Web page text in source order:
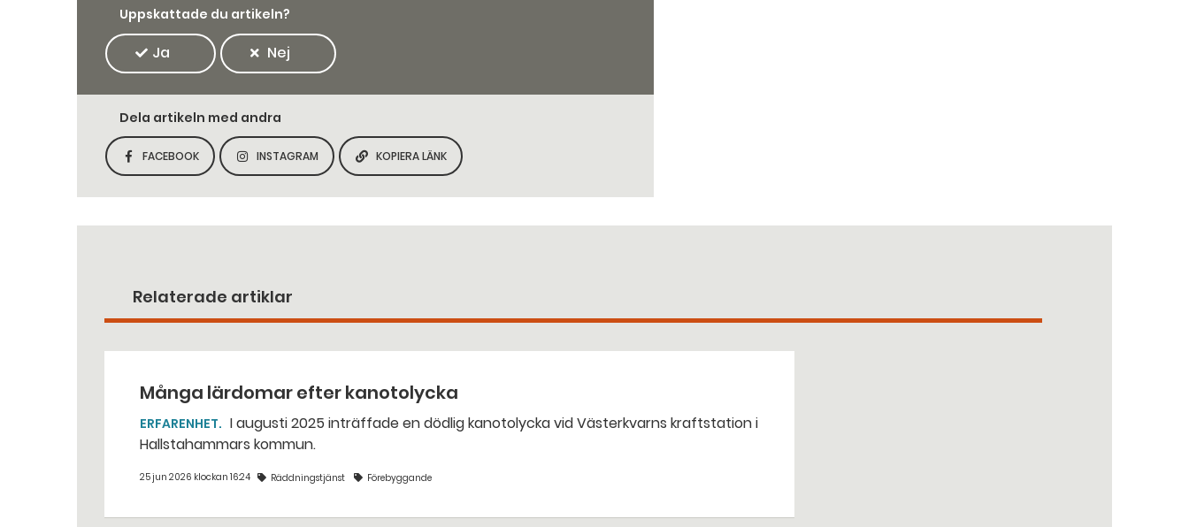
Uppskattade du artikeln?
Ja Nej
Dela artikeln med andra
DELA SIDAN PÅ
FACEBOOK
DELA SIDAN PÅ
INSTAGRAM
KOPIERA SIDANS LÄNK
KOPIERA LÄNK
Relaterade artiklar
Många lärdomar efter kanotolycka
ERFARENHET
Hallstahammars kommun.
25 jun 2026 klockan 16:24 Räddningstjänst Förebyggande